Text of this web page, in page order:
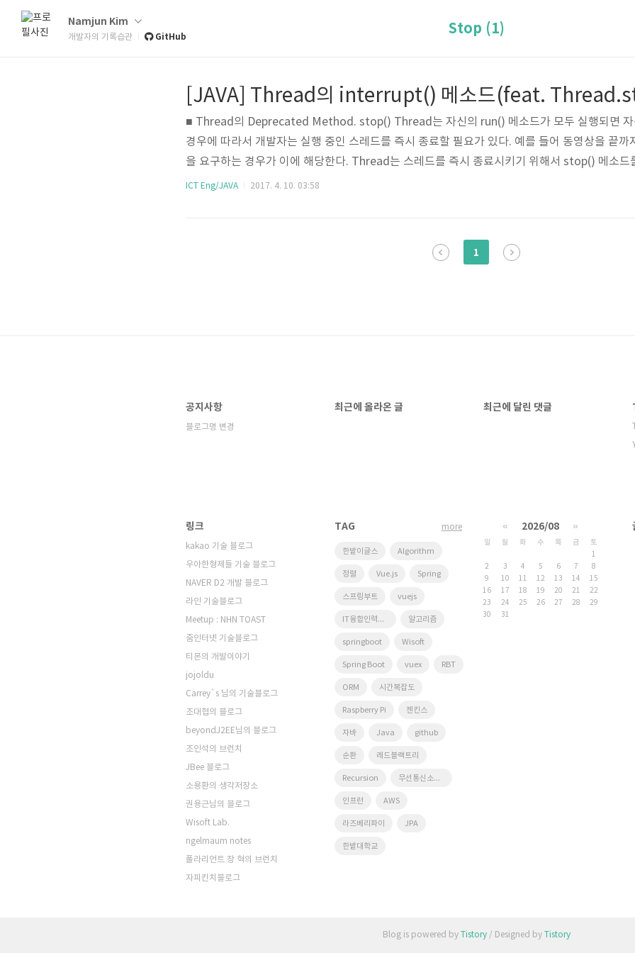
Namjun Kim
개발자의 기록습관 GitHub Stop (1)
[JAVA] Thread의 interrupt() 메소드(feat.
■ Thread의 Deprecated Method. stop() Thread는 자신의 run() 메소드가 모두 실행되면 자
경우에 따라서 개발자는 실행 중인 스레드를 즉시 종료할 필요가 있다. 예를 들어 동영상을 끝까
을 요구하는 경우가 이에 해당한다. Thread는 스레드를 즉시 종료시키기 위해서 stop() 메소드
드는 deprecated 되었다. 이유가 뭘까? Oracle이 제공하는 JAVA API 문서를 보면
ICT Eng/JAVA 2017. 4. 10. 03:58
1
공지사항
블로그명 변경
최근에 올라온 글 최근에 달린 댓글
링크
kakao 기술 블로그
우아한형제들 기술 블로그
NAVER D2 개발 블로그
라인 기술블로그
Meetup : NHN TOAST
줌인터넷 기술블로그
티몬의 개발이야기
jojoldu
Carrey`s 님의 기술블로그
조대협의 블로그
beyondJ2EE님의 블로그
조인석의 브런치
JBee 블로그
소용환의 생각저장소
권용근님의 블로그
Wisoft Lab.
ngelmaum notes
폴라리언트 장 혁의 브런치
자피킨치블로그
TAG
한밭이글스 Algorithm
정렬 Vue.js Spring
스프링부트 vuejs
IT융합인력양성사업단 알고리즘
springboot Wisoft
Spring Boot vuex RBT
ORM 시간복잡도
Raspberry Pi 젠킨스
자바 Java github
순환 레드블랙트리
Recursion 무선통신소프트웨어연구실
인프런 AWS
라즈베리파이 JPA
한밭대학교
more « 2026/08 »
일 월 화 수 목 금
토
1
2
3 4 5 6 7
8
9
10 11 12 13 14
15
16
17 18 19 20 21
22
23
24 25 26 27 28
29
30
31
Blog is powered by Tistory/ Designed by Tistory